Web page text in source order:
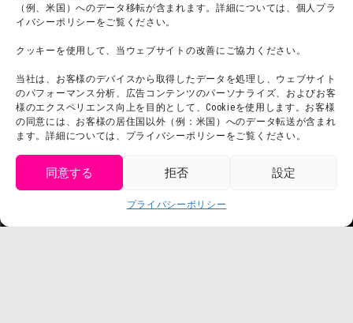
（例、米国）へのデータ移転が含まれます。詳細については、個人プラ
イバシーポリシーをご覧ください。
クッキーを使用して、当ウェブサイトの改善にご協力ください。
当社は、お客様のデバイスから取得したデータを処理し、ウェブサイト
のパフォーマンス分析、広告コンテンツのパーソナライズ、およびお客
様のエクスペリエンス向上を目的として、Cookieを使用します。お客様
の同意には、お客様の居住国以外（例：米国）へのデータ転送が含まれ
ます。詳細については、プライバシーポリシーをご覧ください。
同意する 拒否 設定
プライバシーポリシー